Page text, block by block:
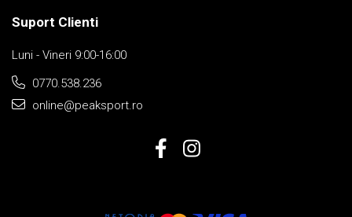
Suport Clienti
Luni - Vineri 9:00-16:00
0770.538.236
online@peaksport.ro